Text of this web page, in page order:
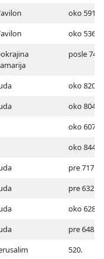
oko 591.
oko 536.
posle 745.
oko 820.
oko 804.
oko 607.
oko 844.
pre 717.
pre 632.
oko 628.
pre 648.
520.